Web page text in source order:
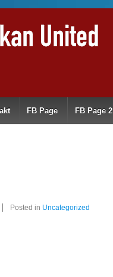
FB Page FB Page 2
Posted in Uncategorized